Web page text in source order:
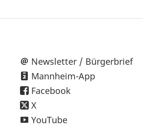
Newsletter / Bürgerbrief
Mannheim-App
Facebook
X
YouTube